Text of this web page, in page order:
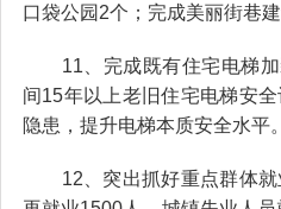
口袋公园2个；完成美丽街巷建
11、完成既有住宅电梯加
间15年以上老旧住宅电梯安
隐患，提升电梯本质安全水平。
12、突出抓好重点群体就